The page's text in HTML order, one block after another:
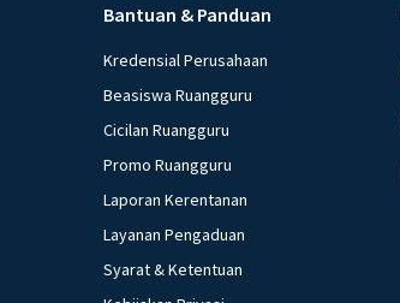
Bantuan & Panduan
Kredensial Perusahaan
Beasiswa Ruangguru
Cicilan Ruangguru
Promo Ruangguru
Laporan Kerentanan
Layanan Pengaduan
Syarat & Ketentuan